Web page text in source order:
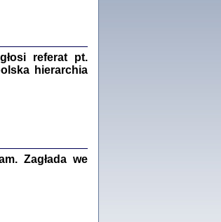
referat pt.
hierarchia
Zagłada we